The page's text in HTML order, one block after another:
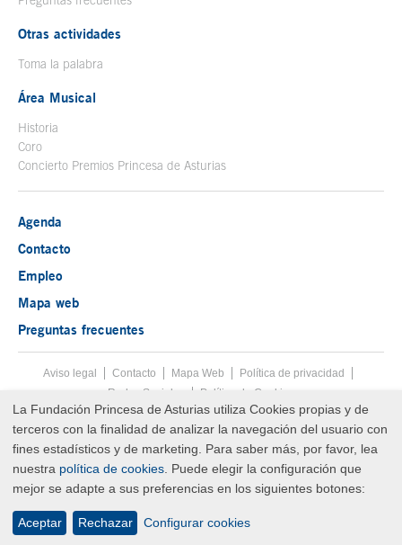
Otras actividades
Toma la palabra
Área Musical
Historia
Coro
Concierto Premios Princesa de Asturias
Agenda
Contacto
Empleo
Mapa web
Preguntas frecuentes
Menú pie
Aviso legal Tecla de acceso 8
Contacto Mapa Web
Política de privacidad
Redes Sociales
Política de Cookies
Fin menú pie
© Copyright Sat Aug 08 20:15:11 UTC 2026 Fundación Princesa de
Asturias
La Fundación Princesa de Asturias utiliza Cookies propias y de
terceros con la finalidad de analizar la navegación del usuario con
fines estadísticos y de marketing. Para saber más, por favor, lea
nuestra política de cookies . Puede elegir la configuración que
mejor se adapte a sus preferencias en los siguientes botones:
Configurar cookies
Rechazar
Aceptar